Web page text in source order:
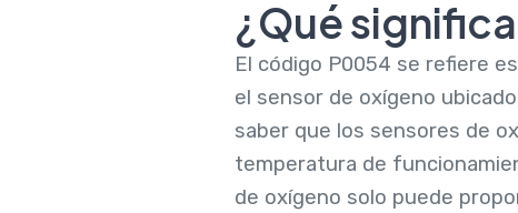
¿Qué
El código P0054 se refiere
el sensor de oxígeno
saber que los sensores de
temperatura de
de oxígeno solo puede